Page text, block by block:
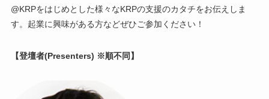
@KRPをはじめとした様々なKRPの支援のカタチをお伝えしま
す。起業に興味がある方などぜひご参加ください！
【登壇者(Presenters) ※順不同】